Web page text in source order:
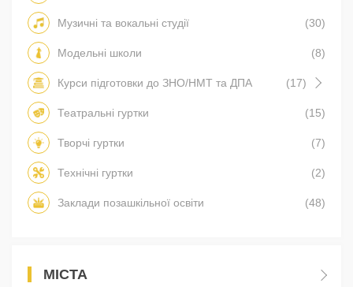
Музичні та вокальні студії (30)
Модельні школи (8)
Курси підготовки до ЗНО/НМТ та ДПА (17)
Театральні гуртки (15)
Творчі гуртки (7)
Технічні гуртки (2)
Заклади позашкільної освіти (48)
МІСТА